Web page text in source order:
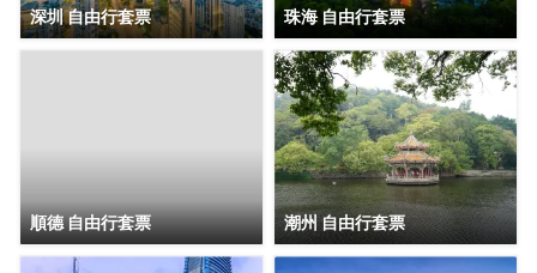
深圳 自由行套票 珠海 自由行套票
順德 自由行套票 潮州 自由行套票